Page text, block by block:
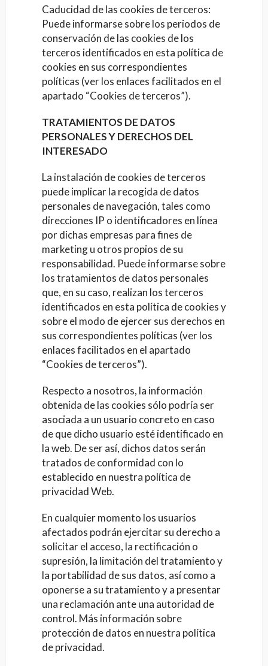
Caducidad de las cookies de terceros:
Puede informarse sobre los periodos de
conservación de las cookies de los
terceros identificados en esta política de
cookies en sus correspondientes
políticas (ver los enlaces facilitados en el
apartado “Cookies de terceros”).
TRATAMIENTOS DE DATOS
PERSONALES Y DERECHOS DEL
INTERESADO
La instalación de cookies de terceros
puede implicar la recogida de datos
personales de navegación, tales como
direcciones IP o identificadores en línea
por dichas empresas para fines de
marketing u otros propios de su
responsabilidad. Puede informarse sobre
los tratamientos de datos personales
que, en su caso, realizan los terceros
identificados en esta política de cookies y
sobre el modo de ejercer sus derechos en
sus correspondientes políticas (ver los
enlaces facilitados en el apartado
“Cookies de terceros”).
Respecto a nosotros, la información
obtenida de las cookies sólo podría ser
asociada a un usuario concreto en caso
de que dicho usuario esté identificado en
la web. De ser así, dichos datos serán
tratados de conformidad con lo
establecido en nuestra política de
privacidad Web.
En cualquier momento los usuarios
afectados podrán ejercitar su derecho a
solicitar el acceso, la rectificación o
supresión, la limitación del tratamiento y
la portabilidad de sus datos, así como a
oponerse a su tratamiento y a presentar
una reclamación ante una autoridad de
control. Más información sobre
protección de datos en nuestra política
de privacidad.